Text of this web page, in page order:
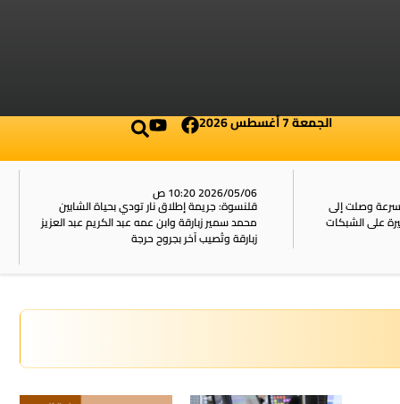
الجمعة 7 أغسطس 2026
وصلت إلى
2026/05/06 10:20 ص
قلنسوة: جريمة إطلاق نار تودي بحياة الشابين
محمد سمير زبارقة وابن عمه عبد الكريم عبد العزيز
زبارقة وتُصيب آخر بجروح حرجة